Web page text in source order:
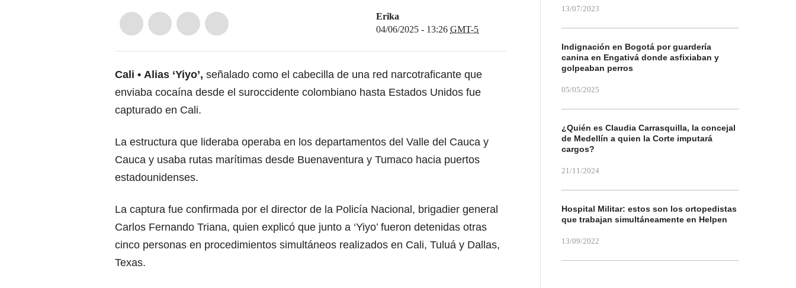
Erika
04/06/2025 - 13:26 GMT-5
Cali Alias ‘Yiyo’, señalado como el cabecilla de una red narcotraficante que
enviaba cocaína desde el suroccidente colombiano hasta Estados Unidos fue
capturado en Cali.
La estructura que lideraba operaba en los departamentos del Valle del Cauca y
Cauca y usaba rutas marítimas desde Buenaventura y Tumaco hacia puertos
estadounidenses.
La captura fue confirmada por el director de la Policía Nacional, brigadier general
Carlos Fernando Triana, quien explicó que junto a ‘Yiyo’ fueron detenidas otras
cinco personas en procedimientos simultáneos realizados en Cali, Tuluá y Dallas,
Texas.
13/07/2023
Indignación en Bogotá por guardería
canina en Engativá donde asfixiaban y
golpeaban perros
05/05/2025
¿Quién es Claudia Carrasquilla, la concejal
de Medellín a quien la Corte imputará
cargos?
21/11/2024
Hospital Militar: estos son los ortopedistas
que trabajan simultáneamente en Helpen
13/09/2022